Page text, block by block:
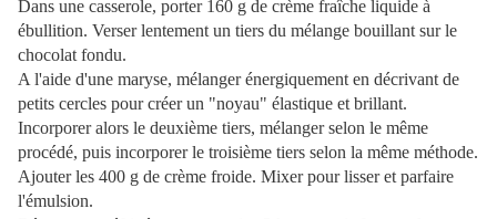
Dans une casserole, porter 160 g de crème fraîche liquide à
ébullition. Verser lentement un tiers du mélange bouillant sur le
chocolat fondu.
A l'aide d'une maryse, mélanger énergiquement en décrivant de
petits cercles pour créer un "noyau" élastique et brillant.
Incorporer alors le deuxième tiers, mélanger selon le même
procédé, puis incorporer le troisième tiers selon la même méthode.
Ajouter les 400 g de crème froide. Mixer pour lisser et parfaire
l'émulsion.